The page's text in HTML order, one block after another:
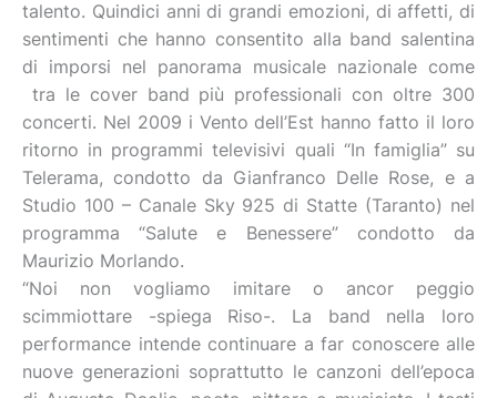
talento. Quindici anni di grandi emozioni, di affetti, di
sentimenti che hanno consentito alla band salentina
di imporsi nel panorama musicale nazionale come
tra le cover band più professionali con oltre 300
concerti. Nel 2009 i Vento dell’Est hanno fatto il loro
ritorno in programmi televisivi quali “In famiglia” su
Telerama, condotto da Gianfranco Delle Rose, e a
Studio 100 – Canale Sky 925 di Statte (Taranto) nel
programma “Salute e Benessere” condotto da
Maurizio Morlando.
“Noi non vogliamo imitare o ancor peggio
scimmiottare -spiega Riso-. La band nella loro
performance intende continuare a far conoscere alle
nuove generazioni soprattutto le canzoni dell’epoca